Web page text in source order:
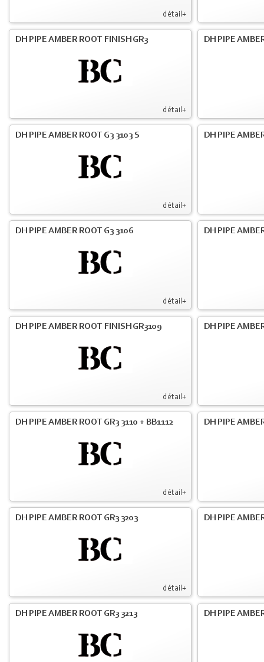
détail+
détail+
DH PIPE AMBER ROOT FINISH GR3 DH PIPE
détail+
DH PIPE AMBER ROOT G3 3103 S DH PIPE
détail+
DH PIPE AMBER ROOT G3 3106 DH PIPE
détail+
DH PIPE AMBER ROOT FINISH GR3109 DH PIPE
détail+
DH PIPE AMBER ROOT GR3 3110 + BB1112 DH PIPE
détail+
DH PIPE AMBER ROOT GR3 3203 DH PIPE
DH PIPE AMBER ROOT GR3 3213 DH PIPE